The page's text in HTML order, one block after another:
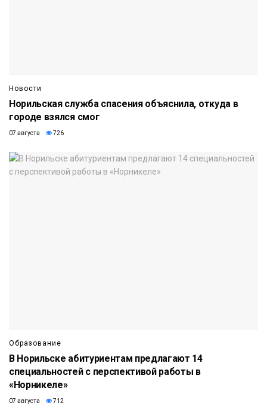
Новости
Норильская служба спасения объяснила, откуда в
городе взялся смог
07 августа 726
Образование
В Норильске абитуриентам предлагают 14
специальностей с перспективой работы в
«Норникеле»
07 августа 712